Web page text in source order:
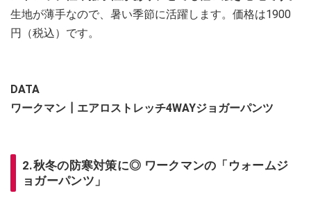
生地が薄手なので、暑い季節に活躍します。価格は1900
円（税込）です。
DATA
ワークマン┃エアロストレッチ4WAYジョガーパンツ
2.秋冬の防寒対策に◎ ワークマンの「ウォームジ
ョガーパンツ」